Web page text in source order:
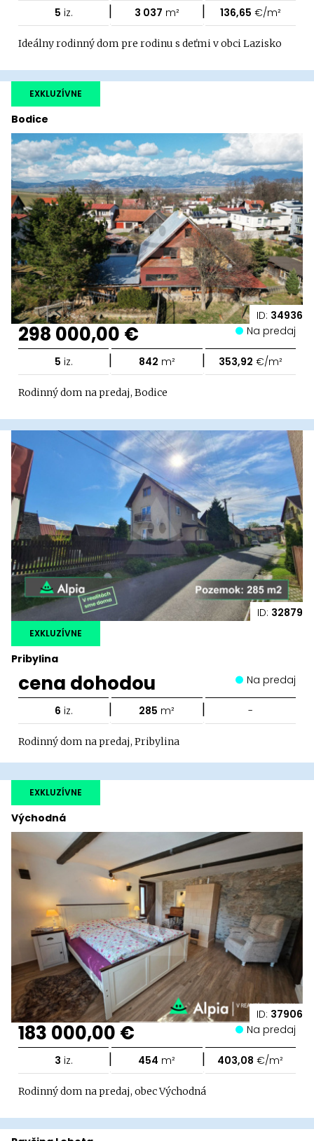
5 iz. | 3 037 m² | 136,65 €/m²
Ideálny rodinný dom pre rodinu s deťmi v obci Lazisko
ID: 34936
Bodice
EXKLUZÍVNE
298 000,00 € Na predaj
5 iz. | 842 m² | 353,92 €/m²
Rodinný dom na predaj, Bodice
ID: 32879
Pribylina
EXKLUZÍVNE
cena dohodou Na predaj
6 iz. | 285 m² | -
Rodinný dom na predaj, Pribylina
ID: 37906
Východná
EXKLUZÍVNE
183 000,00 € Na predaj
3 iz. | 454 m² | 403,08 €/m²
Rodinný dom na predaj, obec Východná